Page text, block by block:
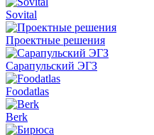
Sovital
Проектные решения
Сарапульский ЭГЗ
Foodatlas
Berk